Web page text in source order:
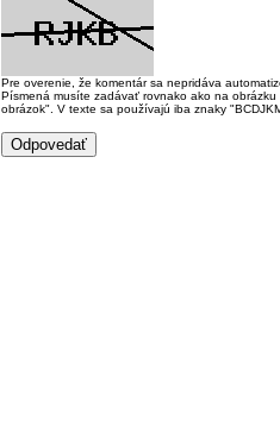
Pre overenie, že komentár sa nepridáva
Písmená musíte zadávať rovnako ako na
obrázok". V texte sa používajú iba znaky